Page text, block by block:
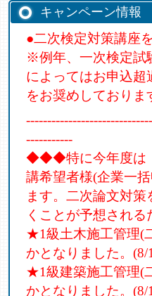
キャンペーン情報
●二次検定対策講座
※例年、一次検定試
によってはお申込
をお奨めしており
-----------
◆◆◆特に今年度は「
講希望者様(企業一
ます。二次論文対
くことが予想され
★1級土木施工管理(
かとなりました。(8/
★1級建築施工管理(
かとなりました。(8/